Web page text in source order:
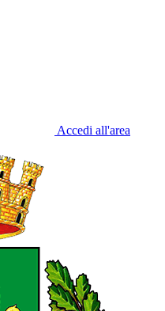
Accedi all'area